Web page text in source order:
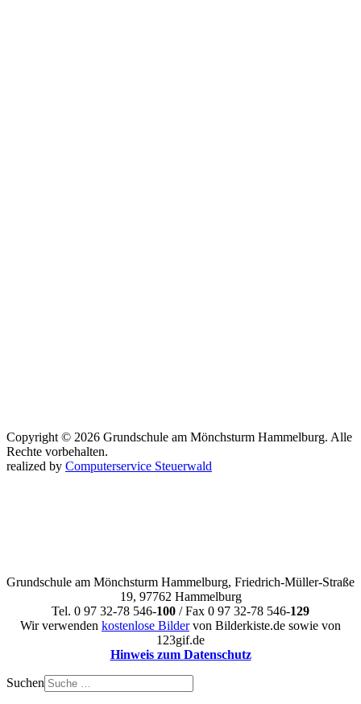
Copyright © 2026 Grundschule am Mönchsturm Hammelburg. Alle
Rechte vorbehalten.
realized by Computerservice Steuerwald
Grundschule am Mönchsturm Hammelburg, Friedrich-Müller-Straße
19, 97762 Hammelburg
Tel. 0 97 32-78 546-100 / Fax 0 97 32-78 546-129
Wir verwenden kostenlose Bildervon Bilderkiste.de sowie von
123gif.de
Hinweis zum Datenschutz
Suchen